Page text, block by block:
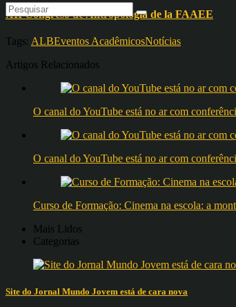
XII Congreso de Antropología de la FAAEE
Tags: ALBEventos AcadêmicosNotícias
Artigos Relacionados
O canal do YouTube está no ar com
O canal do YouTube está no ar com
Curso de Formação: Cinema na escola: a
Mais Lidos
Categorias
Site do Jornal Mundo Jovem está de cara nova